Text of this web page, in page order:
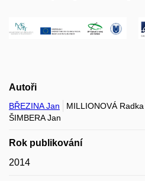
Autoři
BŘEZINA Jan MILLIONOVÁ Radka
ŠIMBERA Jan
Rok publikování
2014